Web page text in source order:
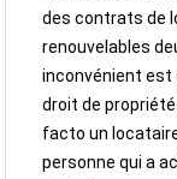
des contrats de
renouvelables
inconvénient est
droit de
facto un locataire
personne qui a